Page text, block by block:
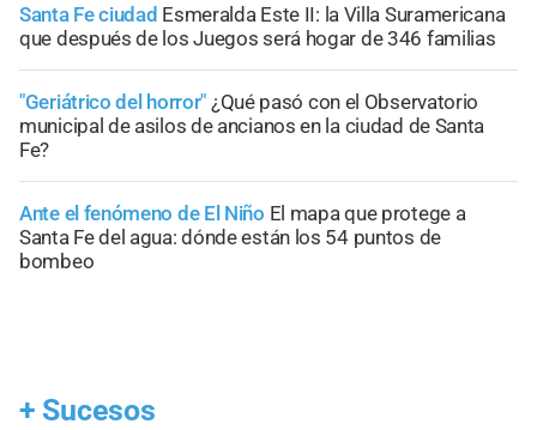
Santa Fe ciudad Esmeralda Este II: la Villa Suramericana
que después de los Juegos será hogar de 346 familias
"Geriátrico del horror" ¿Qué pasó con el Observatorio
municipal de asilos de ancianos en la ciudad de Santa
Fe?
Ante el fenómeno de El Niño El mapa que protege a
Santa Fe del agua: dónde están los 54 puntos de
bombeo
+ Sucesos